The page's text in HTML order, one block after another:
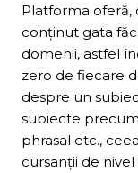
Platforma oferă,
conținut gata
domenii, astfel
zero de fiecare
despre un
subiecte
phrasal etc.,
cursanții de